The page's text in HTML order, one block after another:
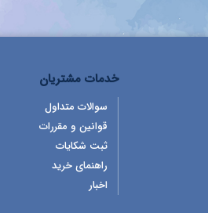
خدمات مشتریان
سوالات متداول
قوانین و مقررات
ثبت شکایات
راهنمای خرید
اخبار